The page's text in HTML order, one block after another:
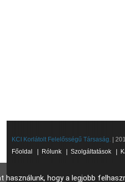
használunk, hogy a legjobb
KCI Korlátolt Felelősségű Társaság. |
Főoldal
Rólunk Szolgáltatások